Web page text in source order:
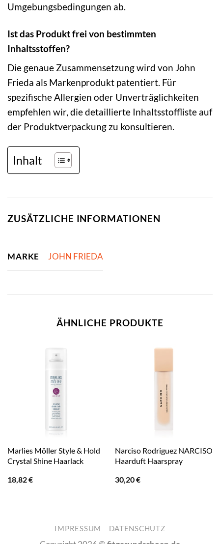
Umgebungsbedingungen ab.
Ist das Produkt frei von bestimmten
Inhaltsstoffen?
Die genaue Zusammensetzung wird von John
Frieda als Markenprodukt patentiert. Für
spezifische Allergien oder Unverträglichkeiten
empfehlen wir, die detaillierte Inhaltsstoffliste auf
der Produktverpackung zu konsultieren.
Inhalt
ZUSÄTZLICHE INFORMATIONEN
MARKE JOHN FRIEDA
ÄHNLICHE PRODUKTE
Marlies Möller Style & Hold
Crystal Shine Haarlack
18,82€
Narciso Rodriguez NARCISO
Haarduft Haarspray
30,20€
IMPRESSUM DATENSCHUTZ